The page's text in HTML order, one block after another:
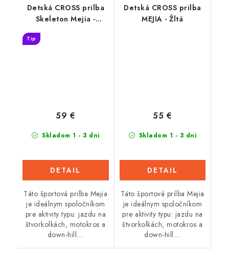
Detská CROSS prilba
Skeleton Mejia -
Tip
Skladom 1 - 3 dni
59 €
DETAIL
Táto športová prilba Mejia
je ideálnym spoločníkom
pre aktivity typu: jazdu na
štvorkolkách, motokros a
down-hill....
Detská CROSS prilba
MEJIA - Žltá
Skladom 1 - 3 dni
55 €
DETAIL
Táto športová prilba Mejia
je ideálnym spoločníkom
pre aktivity typu: jazdu na
štvorkolkách, motokros a
down-hill....